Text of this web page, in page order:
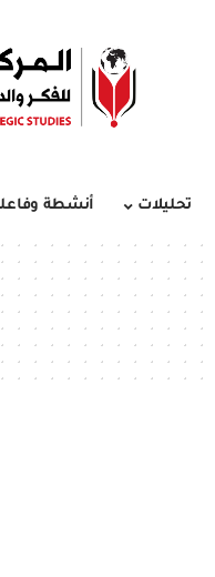
تحليلات أنشطة